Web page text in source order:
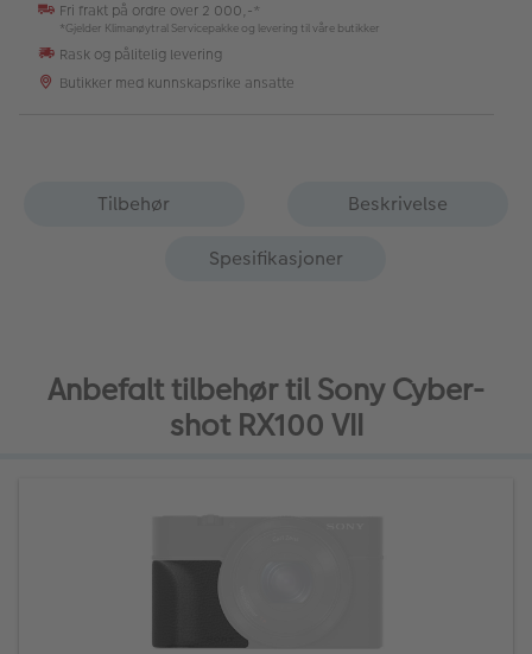
Fri frakt på ordre over 2 000,-*
*Gjelder Klimanøytral Servicepakke og levering til våre butikker
Rask og pålitelig levering
Butikker med kunnskapsrike ansatte
Tilbehør
Beskrivelse
Spesifikasjoner
Anbefalt tilbehør til Sony Cyber-
shot RX100 VII